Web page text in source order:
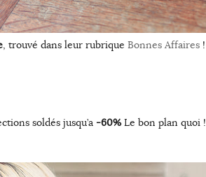
, trouvé dans leur rubrique Bonnes Affaires!
soldés jusqu’a -60%Le bon plan quoi !